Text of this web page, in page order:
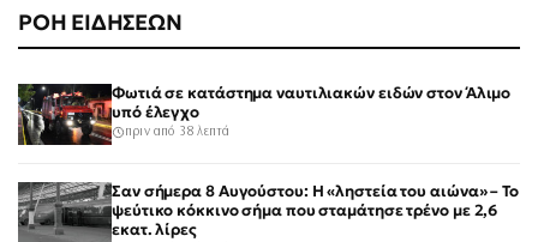
ΡΟΗ ΕΙΔΗΣΕΩΝ
Φωτιά σε κατάστημα ναυτιλιακών ειδών στον Άλιμο
υπό έλεγχο
πριν από 38 λεπτά
Σαν σήμερα 8 Αυγούστου: Η «ληστεία του αιώνα» – Το
ψεύτικο κόκκινο σήμα που σταμάτησε τρένο με 2,6
εκατ. λίρες